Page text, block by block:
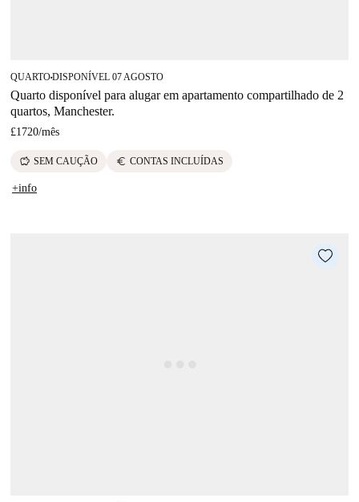
QUARTO■DISPONÍVEL 07 AGOSTO
Quarto disponível para alugar em apartamento compartilhado de 2
quartos, Manchester.
£1720/mês
savings SEM CAUÇÃO euro CONTAS INCLUÍDAS
+info